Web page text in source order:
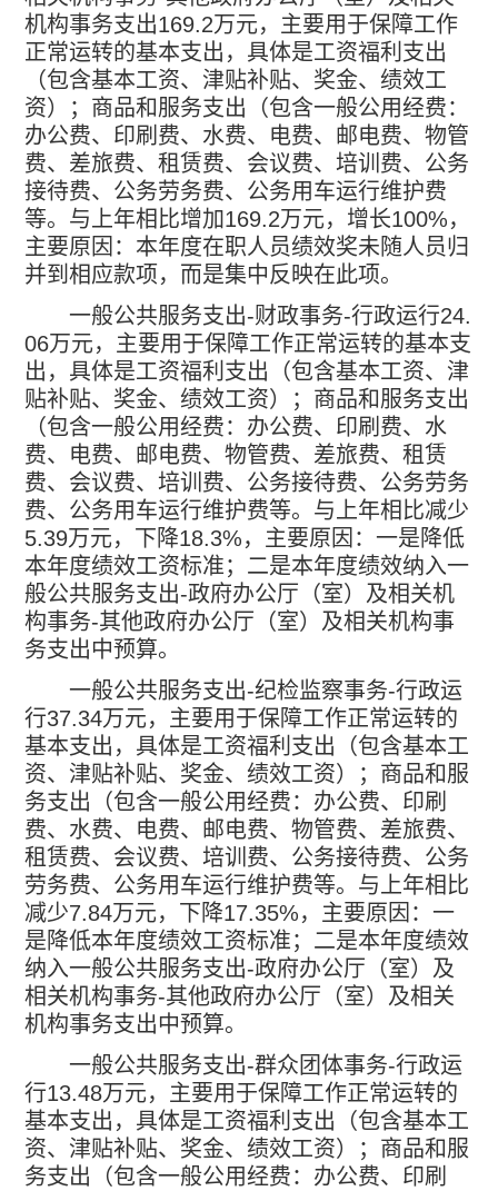
机构事务支出169.2万元，主要用于保障工作
正常运转的基本支出，具体是工资福利支出
（包含基本工资、津贴补贴、奖金、绩效工
资）；商品和服务支出（包含一般公用经费：
办公费、印刷费、水费、电费、邮电费、物管
费、差旅费、租赁费、会议费、培训费、公务
接待费、公务劳务费、公务用车运行维护费
等。与上年相比增加169.2万元，增长100%，
主要原因：本年度在职人员绩效奖未随人员归
并到相应款项，而是集中反映在此项。
一般公共服务支出-财政事务-行政运行24.
06万元，主要用于保障工作正常运转的基本支
出，具体是工资福利支出（包含基本工资、津
贴补贴、奖金、绩效工资）；商品和服务支出
（包含一般公用经费：办公费、印刷费、水
费、电费、邮电费、物管费、差旅费、租赁
费、会议费、培训费、公务接待费、公务劳务
费、公务用车运行维护费等。与上年相比减少
5.39万元，下降18.3%，主要原因：一是降低
本年度绩效工资标准；二是本年度绩效纳入一
般公共服务支出-政府办公厅（室）及相关机
构事务-其他政府办公厅（室）及相关机构事
务支出中预算。
一般公共服务支出-纪检监察事务-行政运
行37.34万元，主要用于保障工作正常运转的
基本支出，具体是工资福利支出（包含基本工
资、津贴补贴、奖金、绩效工资）；商品和服
务支出（包含一般公用经费：办公费、印刷
费、水费、电费、邮电费、物管费、差旅费、
租赁费、会议费、培训费、公务接待费、公务
劳务费、公务用车运行维护费等。与上年相比
减少7.84万元，下降17.35%，主要原因：一
是降低本年度绩效工资标准；二是本年度绩效
纳入一般公共服务支出-政府办公厅（室）及
相关机构事务-其他政府办公厅（室）及相关
机构事务支出中预算。
一般公共服务支出-群众团体事务-行政运
行13.48万元，主要用于保障工作正常运转的
基本支出，具体是工资福利支出（包含基本工
资、津贴补贴、奖金、绩效工资）；商品和服
务支出（包含一般公用经费：办公费、印刷